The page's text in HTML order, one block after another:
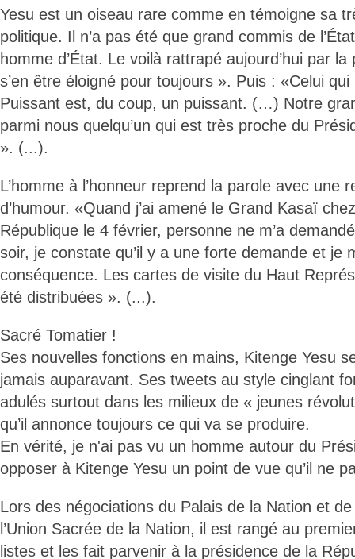
Yesu est un oiseau rare comme en témoigne sa
politique. Il n’a pas été que grand commis de
homme d’État. Le voilà rattrapé aujourd’hui par
s’en être éloigné pour toujours ». Puis : «Celui
Puissant est, du coup, un puissant. (…) Notre
parmi nous quelqu’un qui est très proche du
». (...).
L’homme à l’honneur reprend la parole avec une
d’humour. «Quand j’ai amené le Grand Kasaï
République le 4 février, personne ne m’a
soir, je constate qu’il y a une forte demande et je
conséquence. Les cartes de visite du Haut
été distribuées ». (...).
Sacré Tomatier !
Ses nouvelles fonctions en mains, Kitenge Yesu
jamais auparavant. Ses tweets au style cinglant
adulés surtout dans les milieux de « jeunes
qu’il annonce toujours ce qui va se produire.
En vérité, je n'ai pas vu un homme autour du
opposer à Kitenge Yesu un point de vue qu’il ne
Lors des négociations du Palais de la Nation et
l’Union Sacrée de la Nation, il est rangé au
listes et les fait parvenir à la présidence de la